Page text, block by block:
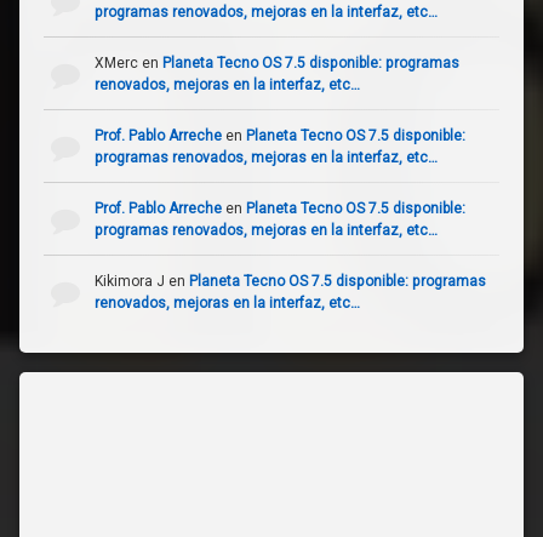
programas renovados, mejoras en la interfaz, etc…
XMercen Planeta Tecno OS 7.5 disponible: programas
renovados, mejoras en la interfaz, etc…
Prof. Pablo Arrecheen Planeta Tecno OS 7.5 disponible:
programas renovados, mejoras en la interfaz, etc…
Prof. Pablo Arrecheen Planeta Tecno OS 7.5 disponible:
programas renovados, mejoras en la interfaz, etc…
Kikimora J en Planeta Tecno OS 7.5 disponible: programas
renovados, mejoras en la interfaz, etc…